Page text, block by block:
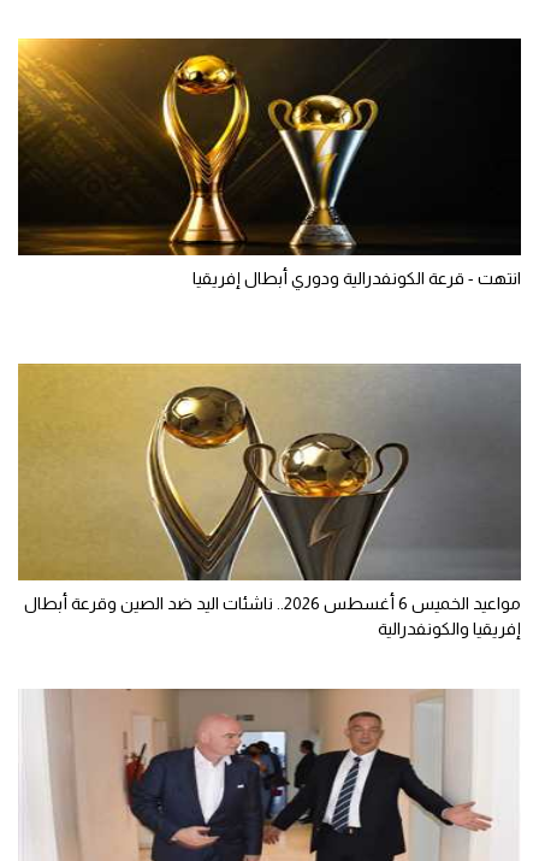
انتهت - قرعة الكونفدرالية ودوري أبطال إفريقيا
مواعيد الخميس 6 أغسطس 2026.. ناشئات اليد ضد الصين وقرعة أبطال
إفريقيا والكونفدرالية